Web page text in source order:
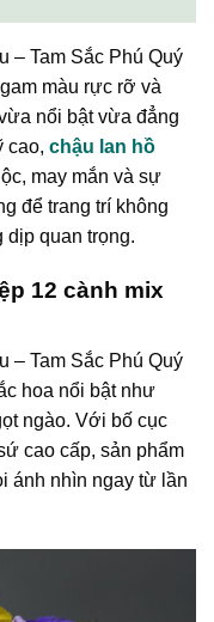
– Tam Sắc Phú Quý
màu rực rỡ và
nổi bật vừa đẳng
cao, chậu lan hồ
may mắn và sự
để trang trí không
dịp quan trọng.
12 cành mix
– Tam Sắc Phú Quý
hoa nổi bật như
ngào. Với bố cục
cao cấp, sản phẩm
ánh nhìn ngay từ lần